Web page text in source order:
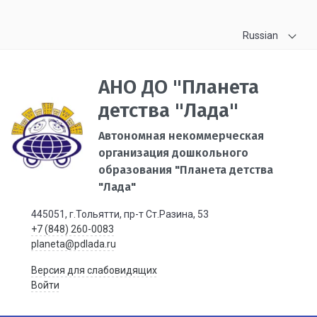
Russian
АНО ДО "Планета
детства "Лада"
Автономная некоммерческая
организация дошкольного
образования "Планета детства
"Лада"
445051, г.Тольятти, пр-т Ст.Разина, 53
+7 (848) 260-0083
planeta@pdlada.ru
Версия для слабовидящих
Войти